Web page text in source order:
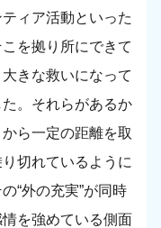
ィア活動といった
を拠り所にできて
きな救いになって
。それらがあるか
ら一定の距離を取
切れているように
“外の充実”が同時
を強めている側面